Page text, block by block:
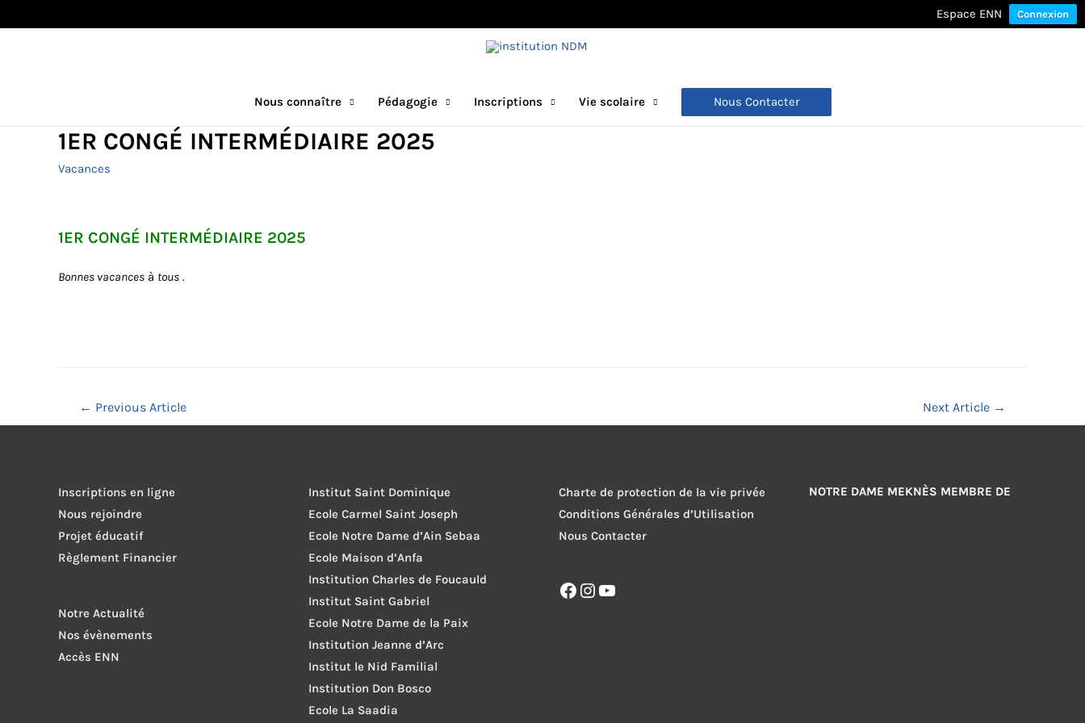
Espace ENN Connexion
Nous connaître Pédagogie Inscriptions Vie scolaire Nous Contacter
1ER CONGÉ INTERMÉDIAIRE 2025
Vacances
1ER CONGÉ INTERMÉDIAIRE 2025
Bonnes vacances à tous .
Navigation
← Previous Article Next Article →
Inscriptions en ligne
Nous rejoindre
Projet éducatif
Règlement Financier
Notre Actualité
Nos évènements
Accès ENN
Institut Saint Dominique
Ecole Carmel Saint Joseph
Ecole Notre Dame d’Ain Sebaa
Ecole Maison d’Anfa
Institution Charles de Foucauld
Institut Saint Gabriel
Ecole Notre Dame de la Paix
Institution Jeanne d’Arc
Institut le Nid Familial
Institution Don Bosco
Ecole La Saadia
Charte de protection de la vie privée
Conditions Générales d’Utilisation
Nous Contacter
Facebook
Instagram
YouTube
NOTRE DAME MEKNÈS MEMBRE DE